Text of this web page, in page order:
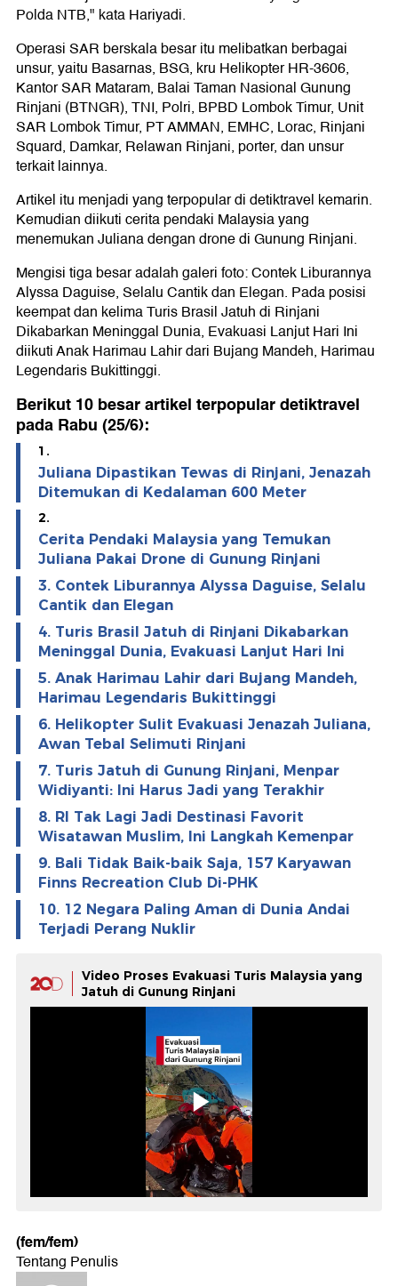
Polda NTB," kata Hariyadi.
Operasi SAR berskala besar itu melibatkan berbagai
unsur, yaitu Basarnas, BSG, kru Helikopter HR-3606,
Kantor SAR Mataram, Balai Taman Nasional Gunung
Rinjani (BTNGR), TNI, Polri, BPBD Lombok Timur, Unit
SAR Lombok Timur, PT AMMAN, EMHC, Lorac, Rinjani
Squard, Damkar, Relawan Rinjani, porter, dan unsur
terkait lainnya.
Artikel itu menjadi yang terpopular di detiktravel kemarin.
Kemudian diikuti cerita pendaki Malaysia yang
menemukan Juliana dengan drone di Gunung Rinjani.
Mengisi tiga besar adalah galeri foto: Contek Liburannya
Alyssa Daguise, Selalu Cantik dan Elegan. Pada posisi
keempat dan kelima Turis Brasil Jatuh di Rinjani
Dikabarkan Meninggal Dunia, Evakuasi Lanjut Hari Ini
diikuti Anak Harimau Lahir dari Bujang Mandeh, Harimau
Legendaris Bukittinggi.
Berikut 10 besar artikel terpopular detiktravel
pada Rabu (25/6):
1.
Juliana Dipastikan Tewas di Rinjani, Jenazah
Ditemukan di Kedalaman 600 Meter
2.
Cerita Pendaki Malaysia yang Temukan
Juliana Pakai Drone di Gunung Rinjani
3. Contek Liburannya Alyssa Daguise, Selalu
Cantik dan Elegan
4. Turis Brasil Jatuh di Rinjani Dikabarkan
Meninggal Dunia, Evakuasi Lanjut Hari Ini
5. Anak Harimau Lahir dari Bujang Mandeh,
Harimau Legendaris Bukittinggi
6. Helikopter Sulit Evakuasi Jenazah Juliana,
Awan Tebal Selimuti Rinjani
7. Turis Jatuh di Gunung Rinjani, Menpar
Widiyanti: Ini Harus Jadi yang Terakhir
8. RI Tak Lagi Jadi Destinasi Favorit
Wisatawan Muslim, Ini Langkah Kemenpar
9. Bali Tidak Baik-baik Saja, 157 Karyawan
Finns Recreation Club Di-PHK
10. 12 Negara Paling Aman di Dunia Andai
Terjadi Perang Nuklir
Video Proses Evakuasi Turis Malaysia yang
Jatuh di Gunung Rinjani
(fem/fem)